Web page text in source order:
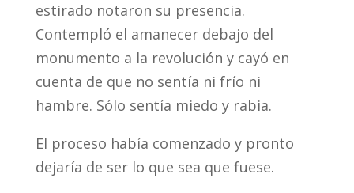
estirado notaron su presencia.
Contempló el amanecer debajo del
monumento a la revolución y cayó en
cuenta de que no sentía ni frío ni
hambre. Sólo sentía miedo y rabia.
El proceso había comenzado y pronto
dejaría de ser lo que sea que fuese.